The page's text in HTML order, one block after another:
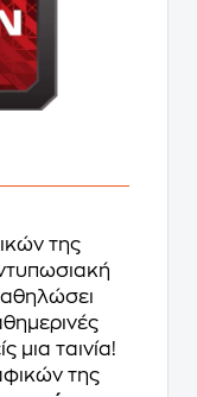
της
μια ταινία!
της